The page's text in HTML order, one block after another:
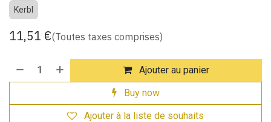
Kerbl
11,51 €(Toutes taxes comprises)
Ajouter au panier
Buy now
Ajouter à la liste de souhaits